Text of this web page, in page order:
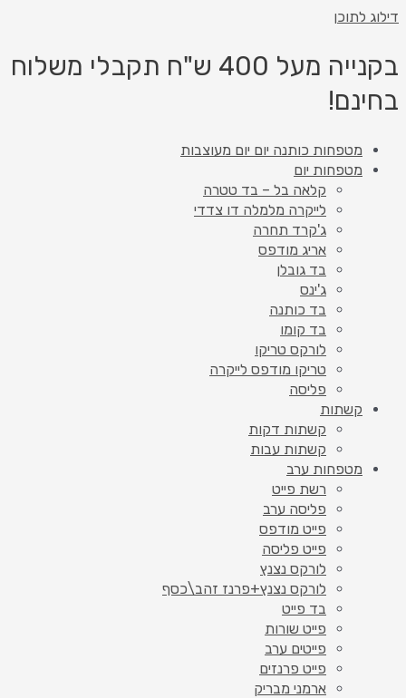
דילוג לתוכן
בקנייה מעל 400 ש"ח תקבלי משלוח
בחינם!
מטפחות כותנה יום יום מעוצבות
מטפחות יום
קלאה בל – בד טטרה
לייקרה מלמלה דו צדדי
ג'קרד תחרה
אריג מודפס
בד גובלן
ג'ינס
בד כותנה
בד קומו
לורקס טריקו
טריקו מודפס לייקרה
פליסה
קשתות
קשתות דקות
קשתות עבות
מטפחות ערב
רשת פייט
פליסה ערב
פייט מודפס
פייט פליסה
לורקס נצנץ
לורקס נצנץ+פרנז זהב\כסף
בד פייט
פייט שורות
פייטים ערב
פייט פרנזים
ארמני מבריק